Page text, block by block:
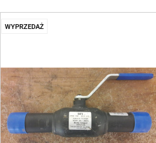
WYPRZEDAŻ